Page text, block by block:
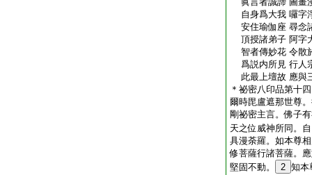
自身爲大我 囉字
安住瑜伽座 尋念
頂授諸弟子 阿字
智者傳妙花 令散
爲説内所見 行人
此最上壇故 應與
＊祕密八印品第十四
爾時毘盧遮那世尊
剛祕密主言。佛子
天之位威神所同。
具漫荼羅。如本尊
修菩薩行諸菩薩。
堅固不動。
2 知本